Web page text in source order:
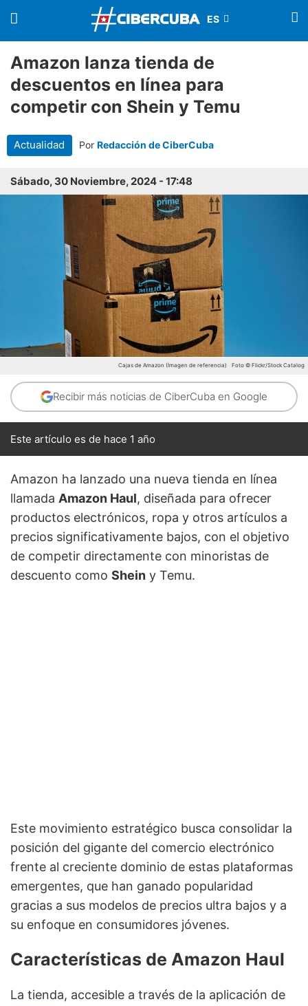
Amazon lanza tienda de
descuentos en línea para
competir con Shein y Temu
Actualidad Por Redacción de CiberCuba
Sábado, 30 Noviembre, 2024 - 17:48
Cajas de Amazon (Imagen de referencia) Foto © Flickr/Stock Catalog
Recibir más noticias de CiberCuba en Google
Este artículo es de hace 1 año
Amazon ha lanzado una nueva tienda en línea
llamada Amazon Haul, diseñada para ofrecer
productos electrónicos, ropa y otros artículos a
precios significativamente bajos, con el objetivo
de competir directamente con minoristas de
descuento como Shein y Temu.
Este movimiento estratégico busca consolidar la
posición del gigante del comercio electrónico
frente al creciente dominio de estas plataformas
emergentes, que han ganado popularidad
gracias a sus modelos de precios ultra bajos y a
su enfoque en consumidores jóvenes.
Características de Amazon Haul
La tienda, accesible a través de la aplicación de